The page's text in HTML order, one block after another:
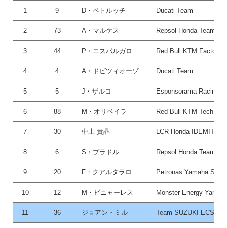
1 9 D・ペトルッチ Ducati Team
2 73 A・マルケス Repsol Honda Team
3 44 P・エスパルガロ Red Bull KTM Factory
4 4 A・ドビツィオーゾ Ducati Team
5 5 J・ザルコ Esponsorama Racing
6 88 M・オリベイラ Red Bull KTM Tech 3
7 30 中上 貴晶 LCR Honda IDEMITSU
8 6 S・ブラドル Repsol Honda Team
9 20 F・クアルタラロ Petronas Yamaha SRT
10 12 M・ビニャーレス Monster Energy
11 36 ジョアン・ミル Team SUZUKI ECSTAR